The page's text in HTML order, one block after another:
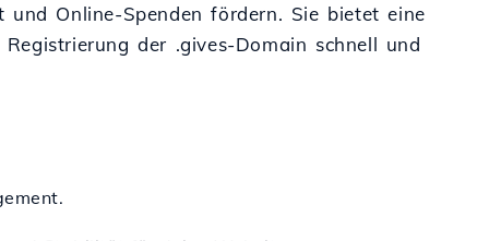
Online-Spenden fördern. Sie bietet eine
der .gives-Domain schnell und